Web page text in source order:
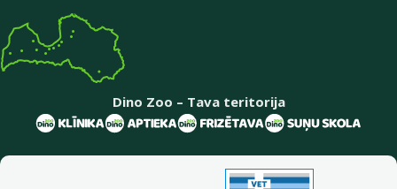
Dino Zoo – Tava teritorija